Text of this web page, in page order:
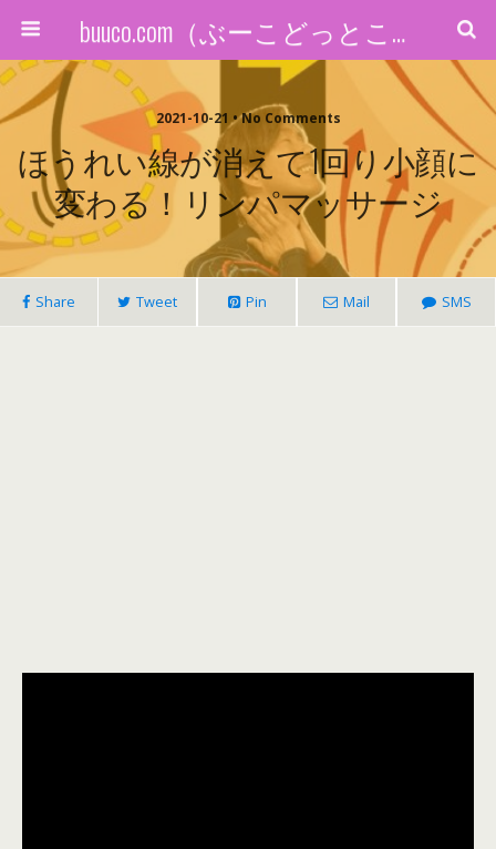
buuco.com（ぶーこどっとこむ）
2021-10-21 • No Comments
ほうれい線が消えて1回り小顔に
変わる！リンパマッサージ
Share Tweet Pin Mail SMS